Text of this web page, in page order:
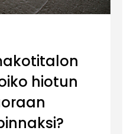
hiotun